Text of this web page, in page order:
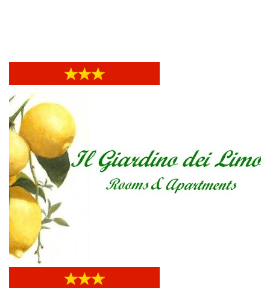
Hotel Doria
Il Giardino dei Limoni
Il Giardino dei Limoni